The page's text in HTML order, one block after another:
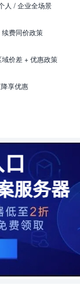
人 / 企业全场景
费同价政策
价差 + 优惠政策
享优惠